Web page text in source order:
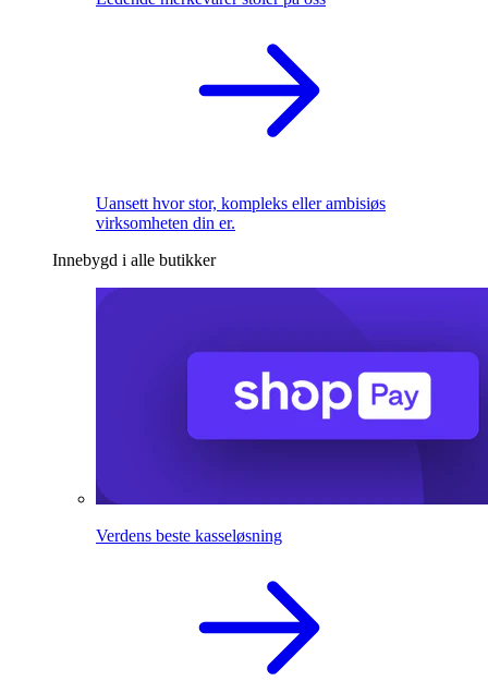
Uansett hvor stor, kompleks eller ambisiøs
virksomheten din er.
Innebygd i alle butikker
Verdens beste kasseløsning